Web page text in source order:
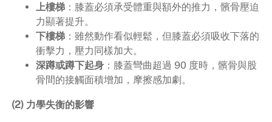
上樓梯：膝蓋必須承受體重與額外的推力，髕骨壓迫
力顯著提升。
下樓梯：雖然動作看似輕鬆，但膝蓋必須吸收下落的
衝擊力，壓力同樣加大。
深蹲或蹲下起身：膝蓋彎曲超過 90 度時，髕骨與股
骨間的接觸面積增加，摩擦感加劇。
(2) 力學失衡的影響